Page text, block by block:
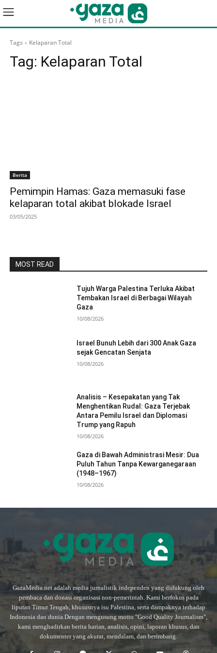
Tags Kelaparan Total
Tag: Kelaparan Total
Berita
Pemimpin Hamas: Gaza memasuki fase
kelaparan total akibat blokade Israel
03/05/2025
MOST READ
Tujuh Warga Palestina Terluka Akibat
Tembakan Israel di Berbagai Wilayah
Gaza
10/08/2026
Israel Bunuh Lebih dari 300 Anak Gaza
sejak Gencatan Senjata
10/08/2026
Analisis – Kesepakatan yang Tak
Menghentikan Rudal: Gaza Terjebak
Antara Pemilu Israel dan Diplomasi
Trump yang Rapuh
10/08/2026
Gaza di Bawah Administrasi Mesir: Dua
Puluh Tahun Tanpa Kewarganegaraan
(1948–1967)
10/08/2026
GazaMedia.net adalah media jurnalistik independen yang didukung oleh
pembaca dan donasi organisasi non-pemerintah. Kami berfokus pada
liputan Timur Tengah, khususnya isu Palestina, serta dampaknya terhadap
Indonesia dan dunia.Dengan mengusung motto "Good Quality Journalism",
kami menghadirkan berita harian, analisis, opini, laporan khusus, dan
dokumenter yang akurat, mendalam, dan berimbang.